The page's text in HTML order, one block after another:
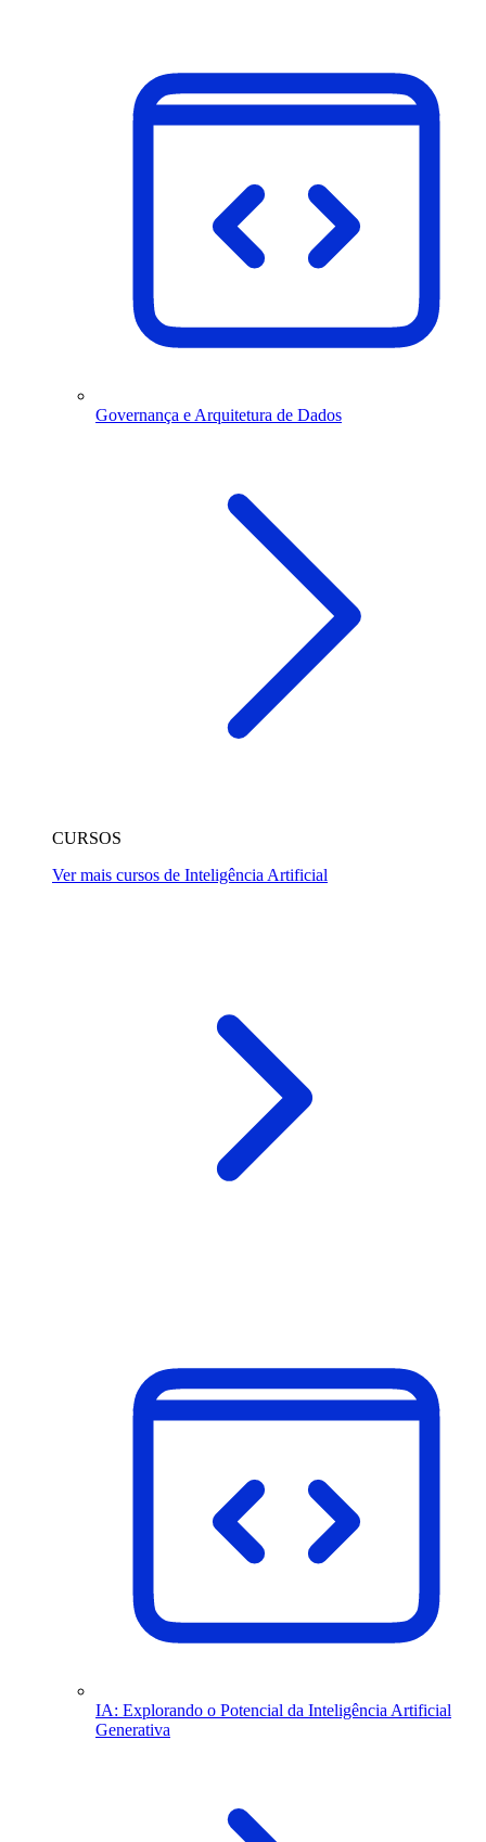
Governança e Arquitetura de Dados
CURSOS
Ver mais cursos de Inteligência Artificial
IA: Explorando o Potencial da Inteligência Artificial
Generativa